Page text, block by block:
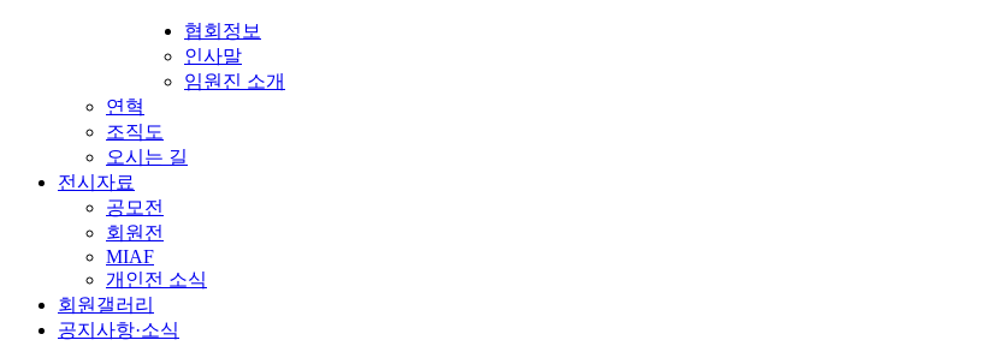
협회정보
인사말
임원진 소개
연혁
조직도
오시는 길
전시자료
공모전
회원전
MIAF
개인전 소식
회원갤러리
공지사항·소식